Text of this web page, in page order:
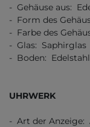
- Gehäuse aus:
- Form des
- Farbe des
- Glas: Saphirglas
- Boden:
UHRWERK
- Art der Anzeige: